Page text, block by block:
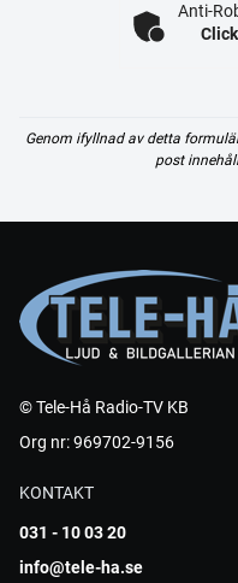
Anti-
Genom ifyllnad av detta
post
© Tele-Hå Radio-TV KB
Org nr: 969702-9156
KONTAKT
031 - 10 03 20
info@tele-ha.se